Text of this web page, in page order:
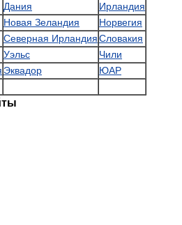
Дания
Ирландия
Новая Зеландия
Норвегия
Северная ИрландияСловакия
Уэльс
Чили
Эквадор
ЮАР